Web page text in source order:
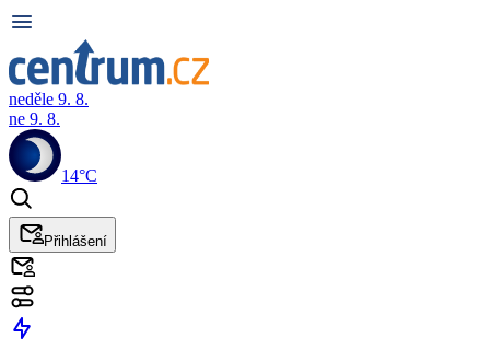
neděle 9. 8.
ne 9. 8.
14°C
Přihlášení